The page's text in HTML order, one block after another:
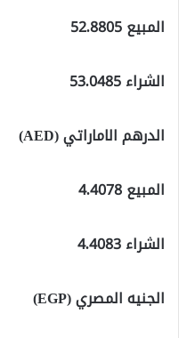
المبيع 52.8805
الشراء 53.0485
الدرهم الاماراتي (AED)
المبيع 4.4078
الشراء 4.4083
الجنيه المصري (EGP)